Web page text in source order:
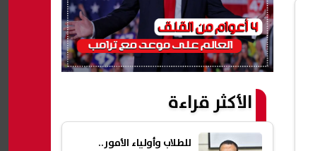
الأكثر قراءة
للطلاب وأولياء الأمور..